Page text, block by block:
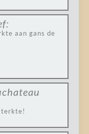
aan gans de